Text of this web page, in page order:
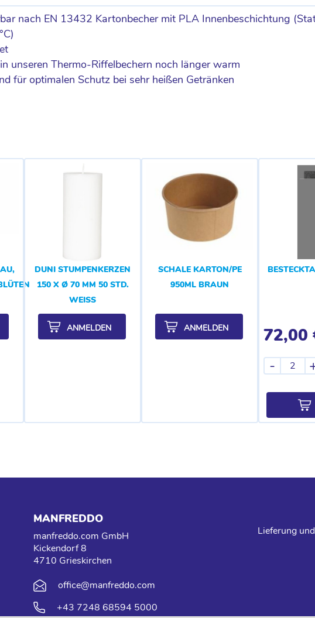
nach EN 13432 Kartonbecher mit PLA Innenbeschichtung
unseren Thermo-Riffelbechern noch länger warm
für optimalen Schutz bei sehr heißen Getränken
DUNI STUMPENKERZEN
150 X Ø 70 MM 50 STD.
WEISS
ANMELDEN
SCHALE KARTON/PE
950ML BRAUN
ANMELDEN 72,00
-
MANFREDDO
manfreddo.com GmbH
Kickendorf 8
4710 Grieskirchen
office@manfreddo.com
+43 7248 68594 5000
Lieferung